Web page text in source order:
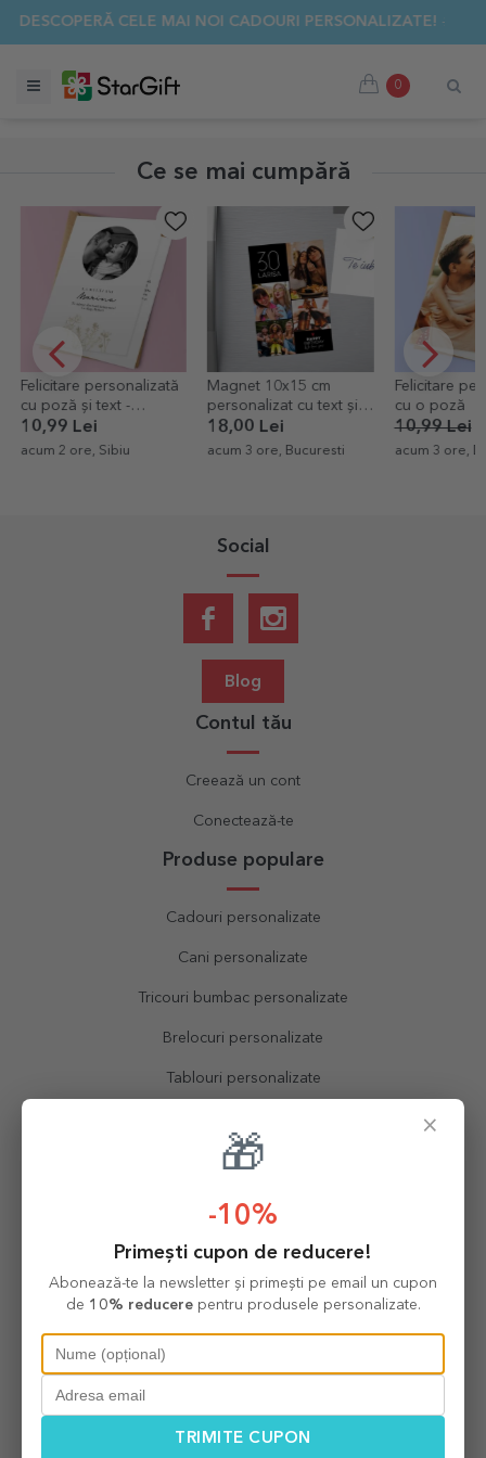
✨ DESCOPERĂ CELE MAI NOI CADOURI PERSONALIZATE! ☀️
0
Ce se mai cumpără
Felicitare personalizată
cu poză și text -
Elegance
10,99 Lei
acum 2 ore, Sibiu
Magnet 10x15 cm
personalizat cu text și 4
poze - Happy birthday
18,00 Lei
acum 3 ore, Bucuresti
Felicitare
cu o poză
10,99 Lei
acum 3 ore,
Social
Blog
Contul tău
Creează un cont
Conectează-te
Produse populare
Cadouri personalizate
Cani personalizate
Tricouri bumbac personalizate
Brelocuri personalizate
Tablouri personalizate
Sorțuri personalizate
Perne personalizate
Servicii
Printare poze
Printare magneti
Printare tricouri
×
🎁
-10%
Primești cupon de reducere!
Abonează-te la newsletter și primești pe email un cupon
de 10% reducerepentru produsele personalizate.
TRIMITE CUPON